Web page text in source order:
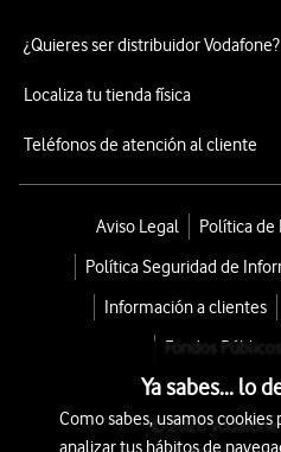
¿Quieres ser distribuidor Vodafone?
Localiza tu tienda física
Teléfonos de atención al cliente
Aviso Legal
Política de
Política Seguridad de
Información a clientes
Fondos Públicos
© 2026 Vodafone
Ya sabes... lo
Como sabes, usamos
analizar tus hábitos de